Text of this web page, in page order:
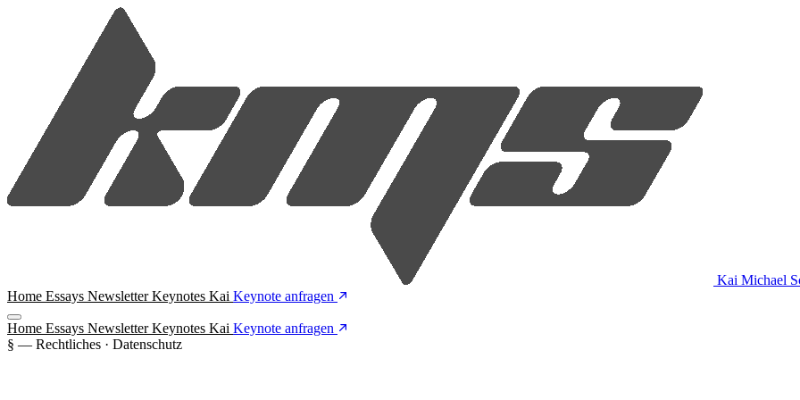
Kai Michael
Home Essays NewsletterKeynotes Kai Keynote anfragen
Home Essays NewsletterKeynotes Kai Keynote anfragen
§ — Rechtliches · Datenschutz